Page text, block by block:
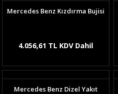
Mercedes Benz Kızdırma Bujisi
4.056,61 TL KDV Dahil
Mercedes Benz Dizel Yakıt